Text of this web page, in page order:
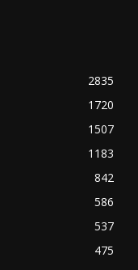
2835
1720
1507
1183
842
586
537
475